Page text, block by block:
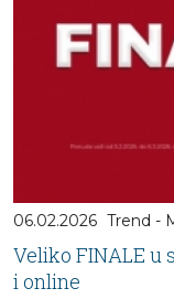
06.02.2026 Trend -
Veliko FINALE u
i online